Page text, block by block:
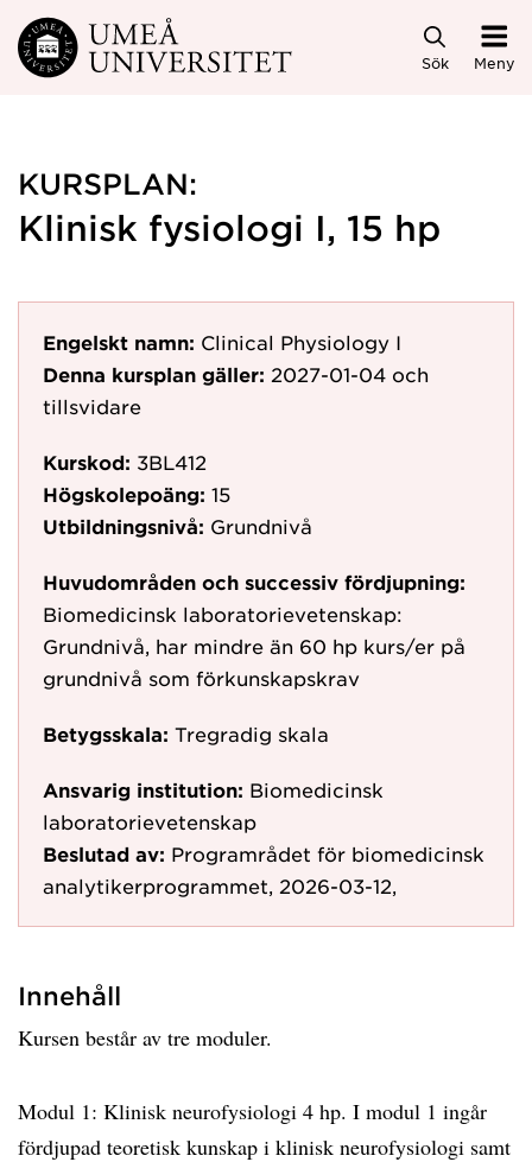
Hoppa direkt till innehållet
Sök Meny
KURSPLAN:
Klinisk fysiologi I, 15 hp
Engelskt namn: Clinical Physiology I
Denna kursplan gäller: 2027-01-04 och
tillsvidare
Kurskod: 3BL412
Högskolepoäng: 15
Utbildningsnivå: Grundnivå
Huvudområden och successiv fördjupning:
Biomedicinsk laboratorievetenskap:
Grundnivå, har mindre än 60 hp kurs/er på
grundnivå som förkunskapskrav
Betygsskala: Tregradig skala
Ansvarig institution: Biomedicinsk
laboratorievetenskap
Beslutad av: Programrådet för biomedicinsk
analytikerprogrammet, 2026-03-12,
Innehåll
Kursen består av tre moduler.
Modul 1: Klinisk neurofysiologi 4 hp. I modul 1 ingår
fördjupad teoretisk kunskap i klinisk neurofysiologi samt